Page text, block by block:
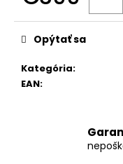
cena:
Kategória:
EAN:
Opýtať sa
č
a
m
e